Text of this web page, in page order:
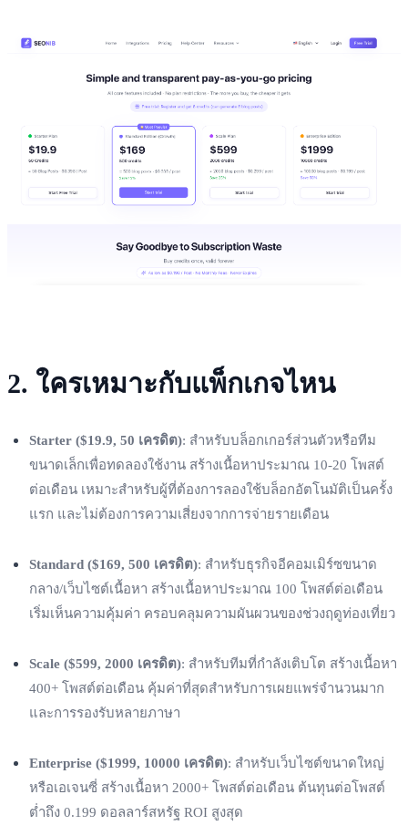
2. ใครเหมาะกับแพ็กเกจไหน
Starter ($19.9, 50 เครดิต): สำหรับบล็อกเกอร์ส่วนตัวหรือทีม
ขนาดเล็กเพื่อทดลองใช้งาน สร้างเนื้อหาประมาณ 10-20 โพสต์
ต่อเดือน เหมาะสำหรับผู้ที่ต้องการลองใช้บล็อกอัตโนมัติเป็นครั้ง
แรก และไม่ต้องการความเสี่ยงจากการจ่ายรายเดือน
Standard ($169, 500 เครดิต): สำหรับธุรกิจอีคอมเมิร์ซขนาด
กลาง/เว็บไซต์เนื้อหา สร้างเนื้อหาประมาณ 100 โพสต์ต่อเดือน
เริ่มเห็นความคุ้มค่า ครอบคลุมความผันผวนของช่วงฤดูท่องเที่ยว
Scale ($599, 2000 เครดิต): สำหรับทีมที่กำลังเติบโต สร้างเนื้อหา
400+ โพสต์ต่อเดือน คุ้มค่าที่สุดสำหรับการเผยแพร่จำนวนมาก
และการรองรับหลายภาษา
Enterprise ($1999, 10000 เครดิต): สำหรับเว็บไซต์ขนาดใหญ่
หรือเอเจนซี่ สร้างเนื้อหา 2000+ โพสต์ต่อเดือน ต้นทุนต่อโพสต์
ต่ำถึง 0.199 ดอลลาร์สหรัฐ ROI สูงสุด